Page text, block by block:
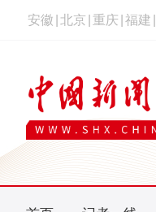
安徽 北京 重庆 福建